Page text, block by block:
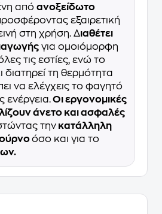
από ανοξείδωτο
εξαιρετική
στη χρήση. Διαθέτει
για ομοιόμορφη
τις εστίες, ενώ το
διατηρεί τη θερμότητα
να ελέγχεις το φαγητό
ενέργεια.Οι εργονομικές
άνετο και ασφαλές
την κατάλληλη
όσο και για το